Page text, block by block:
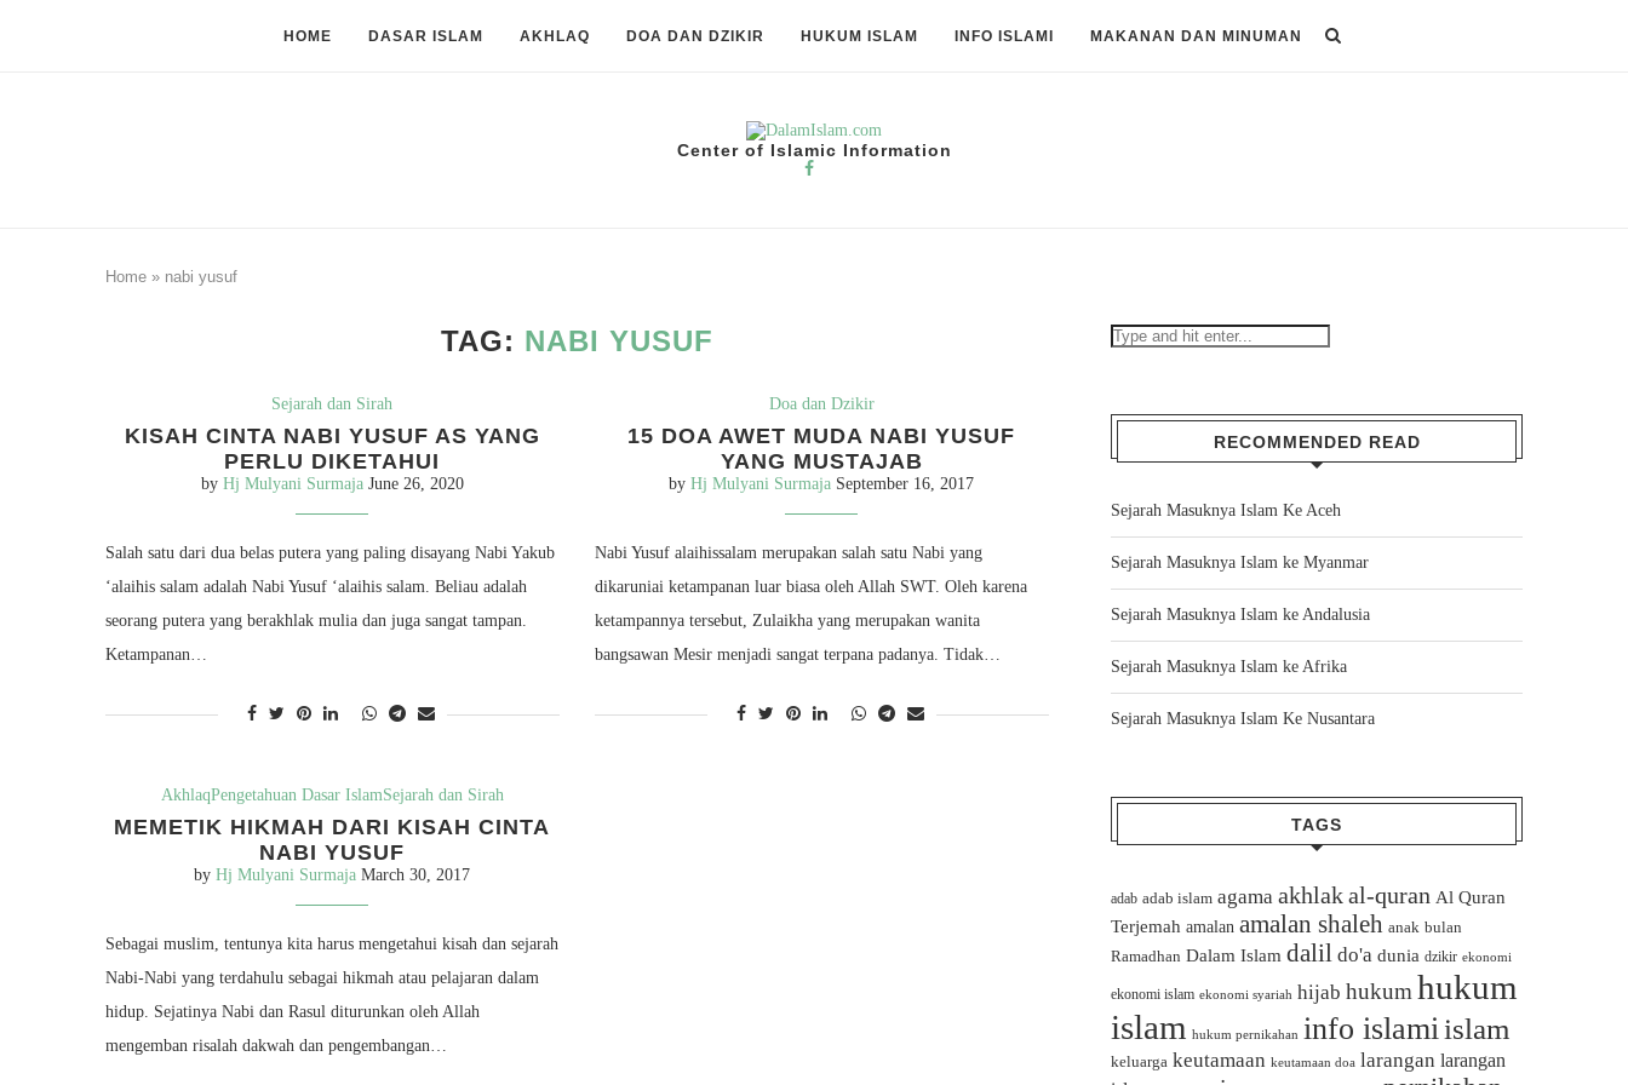
HOME DASAR ISLAM AKHLAQ DOA DAN DZIKIR HUKUM ISLAM INFO ISLAMI MAKANAN DAN MINUMAN
Center of Islamic Information
Home » nabi yusuf
TAG: NABI YUSUF
Sejarah dan Sirah
KISAH CINTA NABI YUSUF AS YANG
PERLU DIKETAHUI
by Hj Mulyani Surmaja June 26, 2020
Salah satu dari dua belas putera yang paling disayang Nabi Yakub
‘alaihis salam adalah Nabi Yusuf ‘alaihis salam. Beliau adalah
seorang putera yang berakhlak mulia dan juga sangat tampan.
Ketampanan…
Doa dan Dzikir
15 DOA AWET MUDA NABI YUSUF
YANG MUSTAJAB
byHj Mulyani Surmaja September 16, 2017
Nabi Yusuf alaihissalam merupakan salah satu Nabi yang
dikaruniai ketampanan luar biasa oleh Allah SWT. Oleh karena
ketampannya tersebut, Zulaikha yang merupakan wanita
bangsawan Mesir menjadi sangat terpana padanya. Tidak…
AkhlaqPengetahuan Dasar IslamSejarah dan Sirah
MEMETIK HIKMAH DARI KISAH CINTA
NABI YUSUF
byHj Mulyani Surmaja March 30, 2017
Sebagai muslim, tentunya kita harus mengetahui kisah dan sejarah
Nabi-Nabi yang terdahulu sebagai hikmah atau pelajaran dalam
hidup. Sejatinya Nabi dan Rasul diturunkan oleh Allah
mengemban risalah dakwah dan pengembangan…
RECOMMENDED READ
Sejarah Masuknya Islam Ke Aceh
Sejarah Masuknya Islam ke Myanmar
Sejarah Masuknya Islam ke Andalusia
Sejarah Masuknya Islam ke Afrika
Sejarah Masuknya Islam Ke Nusantara
TAGS
adab adab islam agama akhlakal-quran Al Quran
Terjemah amalan amalan shaleh anak bulan
Ramadhan Dalam Islam dalil do'a dunia dzikir ekonomi
ekonomi islam ekonomi syariah hijab hukum hukum
islam hukum pernikahan info islamiislam
keluarga keutamaan keutamaan doa larangan larangan